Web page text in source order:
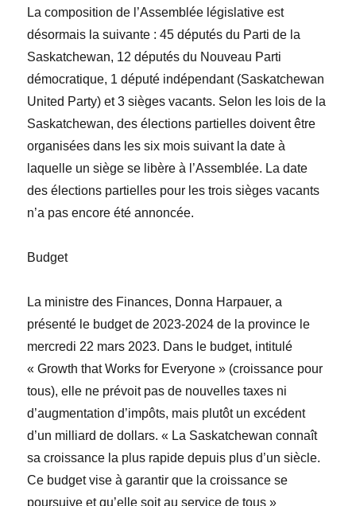
La composition de l’Assemblée législative est
désormais la suivante : 45 députés du Parti de la
Saskatchewan, 12 députés du Nouveau Parti
démocratique, 1 député indépendant (Saskatchewan
United Party) et 3 sièges vacants. Selon les lois de la
Saskatchewan, des élections partielles doivent être
organisées dans les six mois suivant la date à
laquelle un siège se libèreà l’Assemblée. La date
des élections partielles pour les trois sièges vacants
n’a pas encore été annoncée.
Budget
La ministre des Finances, Donna Harpauer, a
présenté le budget de 2023-2024 de la province le
mercredi 22 mars 2023. Dans le budget, intitulé
« Growth that Works for Everyone » (croissance pour
tous),elle ne prévoit pas de nouvelles taxes ni
d’augmentation d’impôts, mais plutôt un excédent
d’un milliard de dollars. « La Saskatchewan connaît
sa croissance la plus rapide depuis plus d’un siècle.
Ce budget vise à garantir que la croissance se
poursuive et qu’elle soit au service de tous »